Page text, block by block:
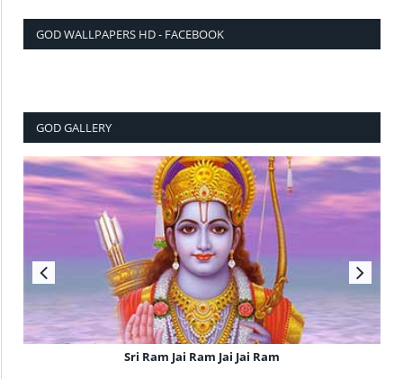
GOD WALLPAPERS HD - FACEBOOK
GOD GALLERY
Sri Ram Jai Ram Jai Jai Ram